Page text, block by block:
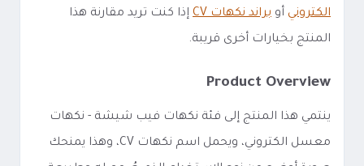
الكتروني أو براند نكهات CV
إذا كنت تريد مقارنة هذا
المنتج بخيارات أخرى قريبة.
Product Overview
ينتمي هذا المنتج إلى فئة نكهات فيب شيشة - نكهات
معسل الكتروني، ويحمل اسم نكهات CV، وهذا يمنحك